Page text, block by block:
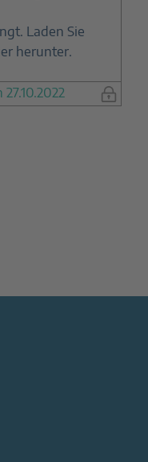
Laden Sie
herunter.